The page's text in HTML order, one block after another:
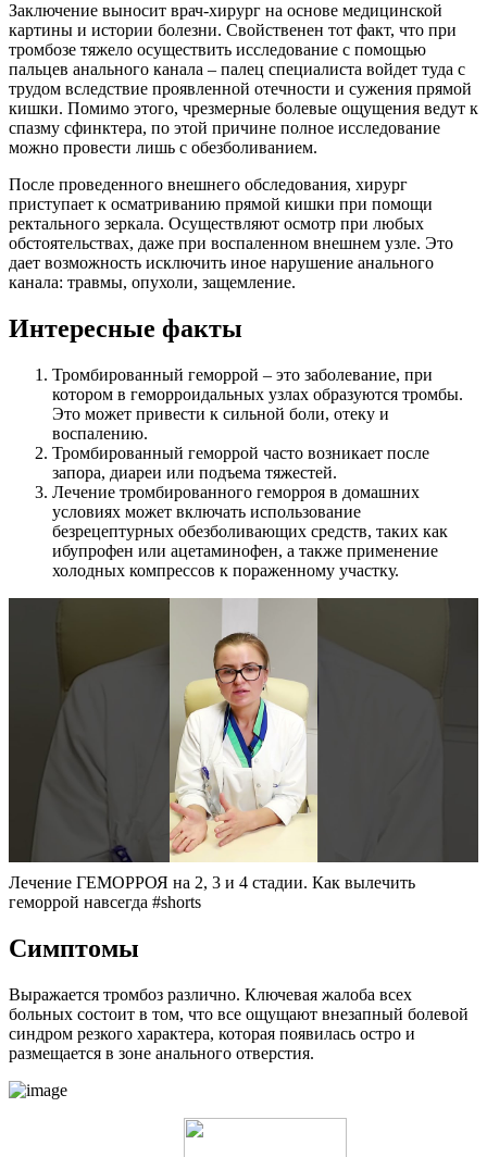
Заключение выносит врач-хирург на основе медицинской
картины и истории болезни. Свойственен тот факт, что при
тромбозе тяжело осуществить исследование с помощью
пальцев анального канала – палец специалиста войдет туда с
трудом вследствие проявленной отечности и сужения прямой
кишки. Помимо этого, чрезмерные болевые ощущения ведут к
спазму сфинктера, по этой причине полное исследование
можно провести лишь с обезболиванием.
После проведенного внешнего обследования, хирург
приступает к осматриванию прямой кишки при помощи
ректального зеркала. Осуществляют осмотр при любых
обстоятельствах, даже при воспаленном внешнем узле. Это
дает возможность исключить иное нарушение анального
канала: травмы, опухоли, защемление.
Интересные факты
Тромбированный геморрой – это заболевание, при
котором в геморроидальных узлах образуются тромбы.
Это может привести к сильной боли, отеку и
воспалению.
Тромбированный геморрой часто возникает после
запора, диареи или подъема тяжестей.
Лечение тромбированного геморроя в домашних
условиях может включать использование
безрецептурных обезболивающих средств, таких как
ибупрофен или ацетаминофен, а также применение
холодных компрессов к пораженному участку.
Лечение ГЕМОРРОЯ на 2, 3 и 4 стадии. Как вылечить
геморрой навсегда #shorts
Симптомы
Выражается тромбоз различно. Ключевая жалоба всех
больных состоит в том, что все ощущают внезапный болевой
синдром резкого характера, которая появилась остро и
размещается в зоне анального отверстия.